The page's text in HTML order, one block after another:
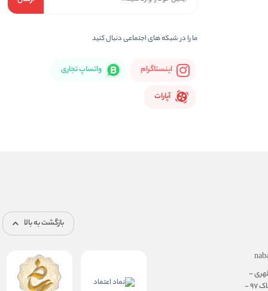
ما را در شبكه های اجتماعی دنبال کنید
اینستاگرام واتساپ تجاری
آپارات
-
نرسیده به سهروردی - پلاک 97 -
بازگشت به بالا